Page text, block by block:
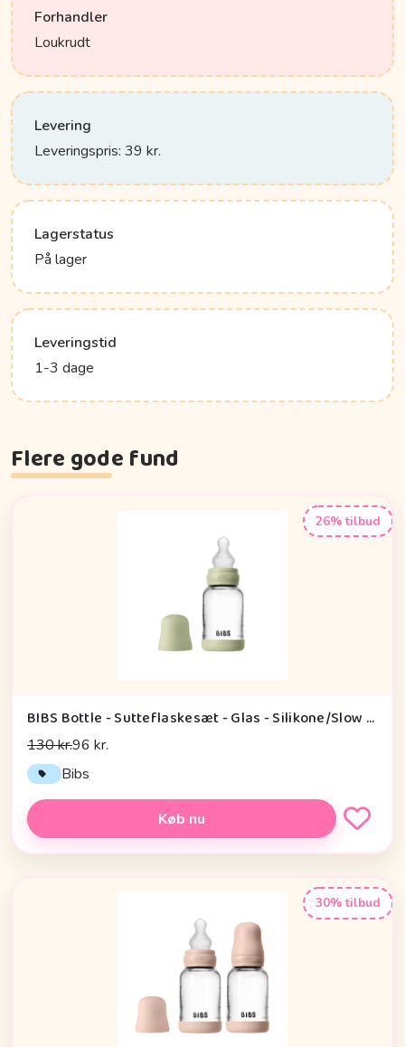
Forhandler
Loukrudt
Levering
Leveringspris: 39 kr.
Lagerstatus
På lager
Leveringstid
1-3 dage
Flere gode fund
26% tilbud
BIBS Bottle - Sutteflaskesæt - Glas - Silikone/Slow Flow/Rund - 120ml - Sage
130 kr.96 kr.
Bibs
Køb nu
30% tilbud